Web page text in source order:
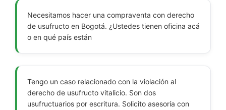
Necesitamos hacer una compraventa con derecho
de usufructo en Bogotá. ¿Ustedes tienen oficina acá
o en qué país están
Tengo un caso relacionado con la violación al
derecho de usufructo vitalicio. Son dos
usufructuarios por escritura. Solicito asesoría con